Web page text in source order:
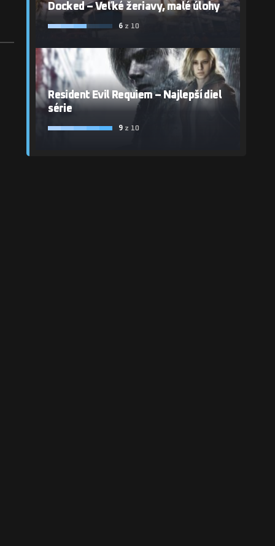
Docked – Veľké žeriavy, malé úlohy
6 z 10
Resident Evil Requiem – Najlepší diel
série
9 z 10